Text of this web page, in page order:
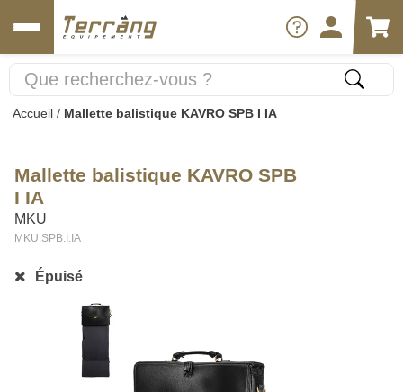
Accueil / Mallette balistique KAVRO SPB I IA
Mallette balistique KAVRO SPB
I IA
MKU
MKU.SPB.I.IA
Épuisé